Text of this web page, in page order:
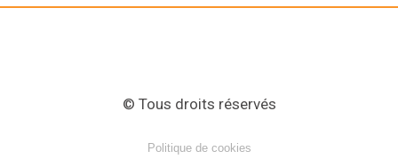
© Tous droits réservés
Politique de cookies